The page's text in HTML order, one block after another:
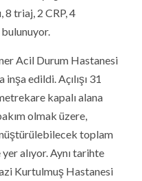
8 triaj, 2 CRP, 4
Acil Durum Hastanesi
edildi. Açılışı 31
kapalı alana
olmak üzere,
toplam
alıyor. Aynı tarihte
Kurtulmuş Hastanesi